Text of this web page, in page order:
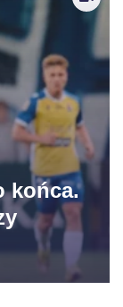
końca.